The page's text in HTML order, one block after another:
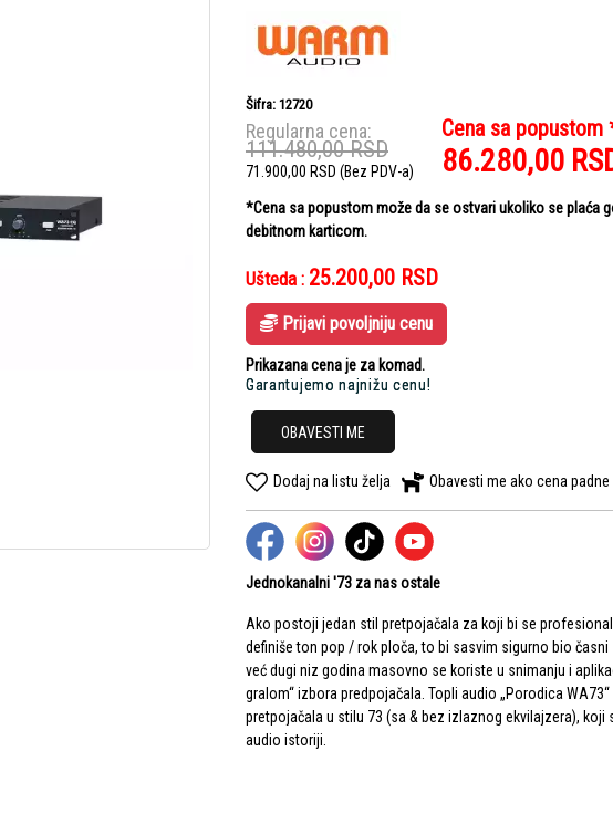
Šifra: 12720
Regularna cena:
111.480,00RSD
71.900,00 RSD (Bez PDV-a)
Cena sa popustom
86.280,00
*Cena sa popustom može da se ostvari ukoliko se plaća
debitnom karticom.
Ušteda : 25.200,00 RSD
Prijavi povoljniju cenu
Prikazana cena je za komad.
Garantujemo najnižu cenu!
OBAVESTI ME
Dodaj na listu želja Obavesti me ako cena padne
Jednokanalni'73 za nas ostale
Ako postoji jedan stil pretpojačala za koji bi se
definiše ton pop / rok ploča, to bi sasvim sigurno bio
već dugi niz godina masovno se koriste u snimanju i
gralom“ izbora predpojačala. Topli audio „Porodica
pretpojačala u stilu 73 (sa & bez izlaznog ekvilajzera),
audio istoriji.